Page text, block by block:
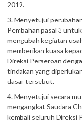
2019.
3. Menyetujui
Pembahan pasal 3
mengubah kegiatan
memberikan kuasa
Direksi Perseroan
tindakan yang
dasar tersebut.
4. Menyetujui secara
mengangkat Saudara
kembali seluruh Direksi